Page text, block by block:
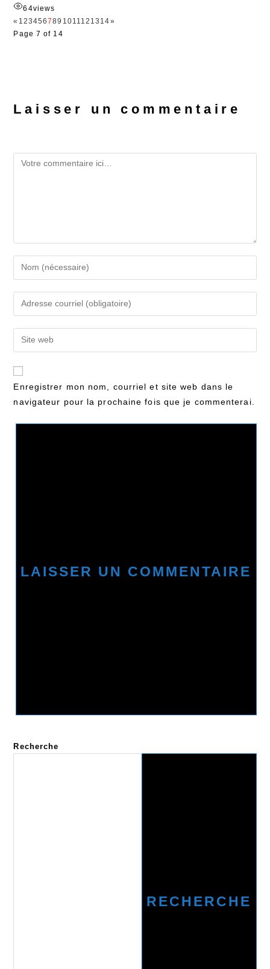
64views
« 1 23456789 1011 12 13 14»
Page 7 of 14
Laisser un commentaire
Enregistrer mon nom, courriel et site web dans le
navigateur pour la prochaine fois que je commenterai.
Recherche
RECHERCHE